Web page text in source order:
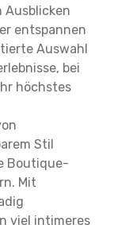
Ausblicken
entspannen
Auswahl
bei
höchstes
Stil
Boutique-
Mit
viel intimeres